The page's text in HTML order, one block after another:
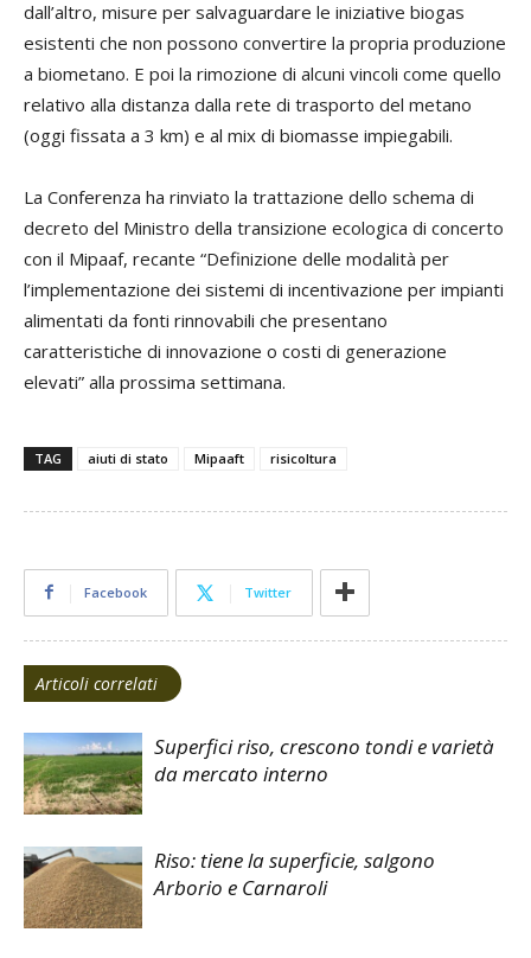
dall’altro, misure per salvaguardare le iniziative biogas
esistenti che non possono convertire la propria produzione
a biometano. E poi la rimozione di alcuni vincoli come quello
relativo alla distanza dalla rete di trasporto del metano
(oggi fissata a 3 km) e al mix di biomasse impiegabili.
La Conferenza ha rinviato la trattazione dello schema di
decreto del Ministro della transizione ecologica di concerto
con il Mipaaf, recante “Definizione delle modalità per
l’implementazione dei sistemi di incentivazione per impianti
alimentati da fonti rinnovabili che presentano
caratteristiche di innovazione o costi di generazione
elevati” alla prossima settimana.
TAG aiuti di stato Mipaaft risicoltura
Facebook Twitter
Articoli correlati
Superfici riso, crescono tondi e varietà
da mercato interno
Riso: tiene la superficie, salgono
Arborio e Carnaroli